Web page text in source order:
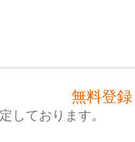
無料登
しております。